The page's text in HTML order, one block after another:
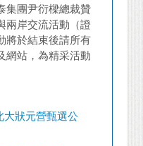
集團尹衍樑總裁贊
兩岸交流活動（證
將於結束後請所有
網站，為精采活動
大狀元營甄選公